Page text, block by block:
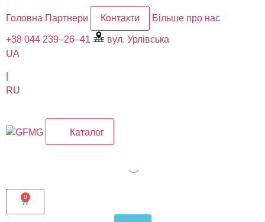
Головна Партнери Контакти Більше про нас
+38 044 239–26–41
вул. Урлівська
UA
RU
Каталог
0